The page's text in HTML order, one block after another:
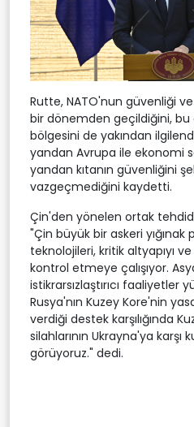
Rutte, NATO'nun güvenliği ve
bir dönemden geçildiğini,
bölgesini de yakından
yandan Avrupa ile ekonomi
yandan kıtanın güvenliğini
vazgeçmediğini kaydetti.
Çin'den yönelen ortak
"Çin büyük bir askeri
teknolojileri, kritik altyapıyı
kontrol etmeye çalışıyor.
istikrarsızlaştırıcı
Rusya'nın Kuzey Kore'nin
verdiği destek karşılığında
silahlarının Ukrayna'ya karşı
görüyoruz." dedi.